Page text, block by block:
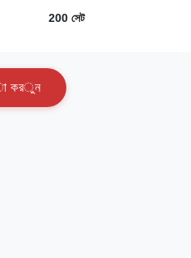
200 সেট
করুন